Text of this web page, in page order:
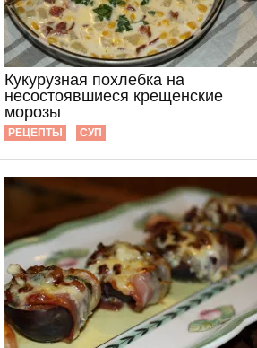
Кукурузная похлебка на
несостоявшиеся крещенские
морозы
РЕЦЕПТЫ СУП